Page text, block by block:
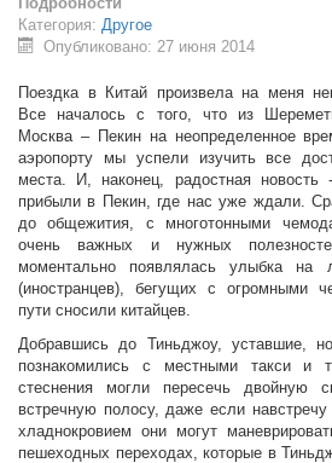
Категория: Другое
Опубликовано: 27 июня 2014
Поездка в Китай произвела на меня
Все началось с того, что из
Москва – Пекин на неопределенное
аэропорту мы успели изучить все
места. И, наконец, радостная
прибыли в Пекин, где нас уже ждали.
до общежития, с многотонными
очень важных и нужных
моментально появлялась улыбка на
(иностранцев), бегущих с огромными
пути сносили китайцев.
Добравшись до Тиньджоу, уставшие,
познакомились с местными такси и
стеснения могли пересечь двойную
встречную полосу, даже если
хладнокровием они могут
пешеходных переходах, которые в